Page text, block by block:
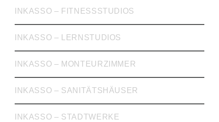
INKASSO – FITNESSSTUDIOS
INKASSO – LERNSTUDIOS
INKASSO – MONTEURZIMMER
INKASSO – SANITÄTSHÄUSER
INKASSO – STADTWERKE